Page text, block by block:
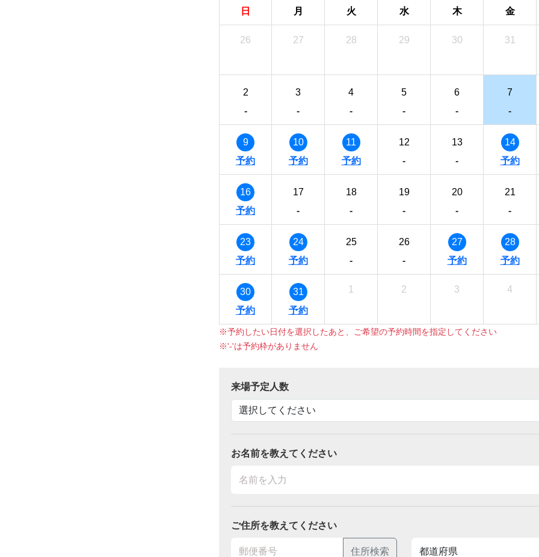
日 月 火 水 木 金
26 27 28 29 30 31
2
-
3
-
4
-
5
-
6
-
7
-
9 10 11
12
-
13
-
14
16
17
-
18
-
19
-
20
-
21
-
23 24
25
-
26
-
27 28
30 31 1 2 3 4
※予約したい日付を選択したあと、ご希望の予約時間を指定してください
※'-'は予約枠がありません
来場予定人数
お名前を教えてください
ご住所を教えてください
住所検索